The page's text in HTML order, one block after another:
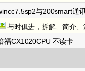
与200smart通
与时俱进，拆解、简介
福CX1020CPU 不读卡